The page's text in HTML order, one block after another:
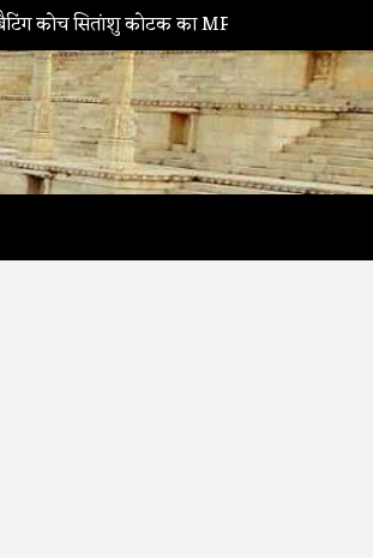
कोटक का MPMSC दौरा, युवा क्रिकेटरों को